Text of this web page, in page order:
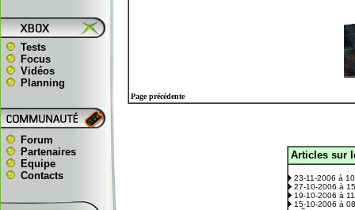
Tests
Focus
Vidéos
Planning
Forum
Partenaires
Equipe
Contacts
Page précédente
Articles sur
23-11-2006 à
27-10-2006 à
19-10-2006 à
15-10-2006 à